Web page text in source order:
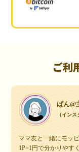
ご利
ぱん@
（インス
ママ友と一緒にモッ
1P=1円で分かりやす